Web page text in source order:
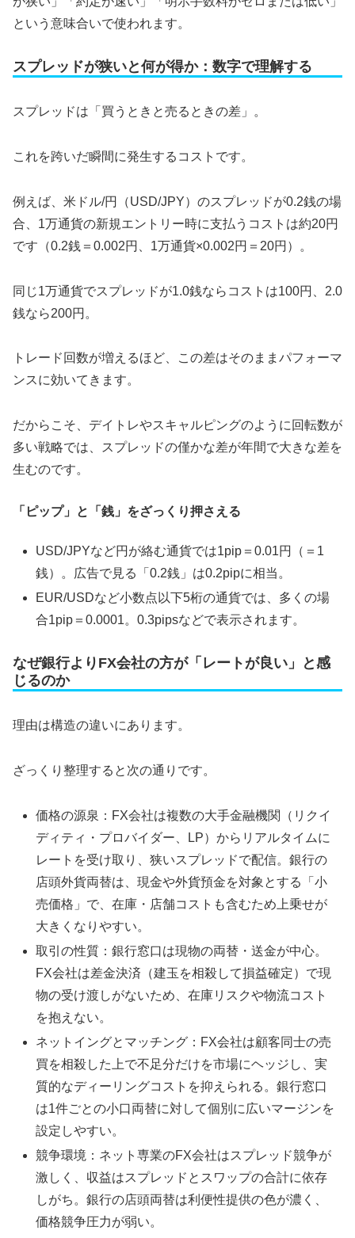
という意味合いで使われます。
スプレッドが狭いと何が得か：数字で理解する
スプレッドは「買うときと売るときの差」。
これを跨いだ瞬間に発生するコストです。
例えば、米ドル/円（USD/JPY）のスプレッドが0.2銭の場
合、1万通貨の新規エントリー時に支払うコストは約20円
です（0.2銭＝0.002円、1万通貨×0.002円＝20円）。
同じ1万通貨でスプレッドが1.0銭ならコストは100円、2.0
銭なら200円。
トレード回数が増えるほど、この差はそのままパフォーマ
ンスに効いてきます。
だからこそ、デイトレやスキャルピングのように回転数が
多い戦略では、スプレッドの僅かな差が年間で大きな差を
生むのです。
「ピップ」と「銭」をざっくり押さえる
USD/JPYなど円が絡む通貨では1pip＝0.01円（＝1
銭）。広告で見る「0.2銭」は0.2pipに相当。
EUR/USDなど小数点以下5桁の通貨では、多くの場
合1pip＝0.0001。0.3pipsなどで表示されます。
なぜ銀行よりFX会社の方が「レートが良い」と感
じるのか
理由は構造の違いにあります。
ざっくり整理すると次の通りです。
価格の源泉：FX会社は複数の大手金融機関（リクイ
ディティ・プロバイダー、LP）からリアルタイムに
レートを受け取り、狭いスプレッドで配信。銀行の
店頭外貨両替は、現金や外貨預金を対象とする「小
売価格」で、在庫・店舗コストも含むため上乗せが
大きくなりやすい。
取引の性質：銀行窓口は現物の両替・送金が中心。
FX会社は差金決済（建玉を相殺して損益確定）で現
物の受け渡しがないため、在庫リスクや物流コスト
を抱えない。
ネットイングとマッチング：FX会社は顧客同士の売
買を相殺した上で不足分だけを市場にヘッジし、実
質的なディーリングコストを抑えられる。銀行窓口
は1件ごとの小口両替に対して個別に広いマージンを
設定しやすい。
競争環境：ネット専業のFX会社はスプレッド競争が
激しく、収益はスプレッドとスワップの合計に依存
しがち。銀行の店頭両替は利便性提供の色が濃く、
価格競争圧力が弱い。